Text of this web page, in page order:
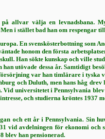
allvar välja en levnadsbana.
i stället bad han om
En svenskösterbottning som
honom den första
Han sökte kun­skap och ville
utövade dessa år. Samtidigt
var han timlärare i
och Duluth, men hans håg
Vid universitetet i Pennsylvania
och studierna kröntes 1937
och ett år i Pennsylvania. Sin
vid avdel­ningen för ekonomi
blev han pensionerad.